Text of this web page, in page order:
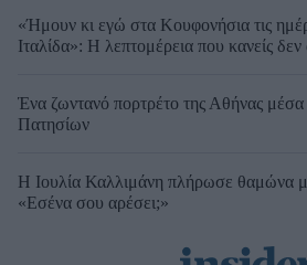
«Ήμουν κι εγώ στα Κουφονήσια τις
Ιταλίδα»: Η λεπτομέρεια που κανείς δεν
Ένα ζωντανό πορτρέτο της Αθήνας
Πατησίων
Η Ιουλία Καλλιμάνη πλήρωσε θαμώνα
«Εσένα σου αρέσει;»